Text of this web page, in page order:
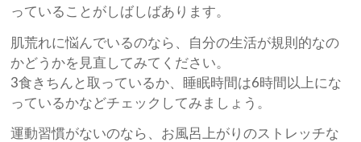
っていることがしばしばあります。
肌荒れに悩んでいるのなら、自分の生活が規則的なの
かどうかを見直してみてください。
3食きちんと取っているか、睡眠時間は6時間以上にな
っているかなどチェックしてみましょう。
運動習慣がないのなら、お風呂上がりのストレッチな